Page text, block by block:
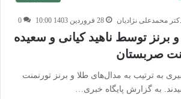
محمدعلی نژادیان 28 فروردین 1403 10:00 0
توسط ناهید کیانی و سعیده
صربستان
به ترتیب به مدال‌های طلا و برنز تورنمنت
به گزارش پایگاه خبری…